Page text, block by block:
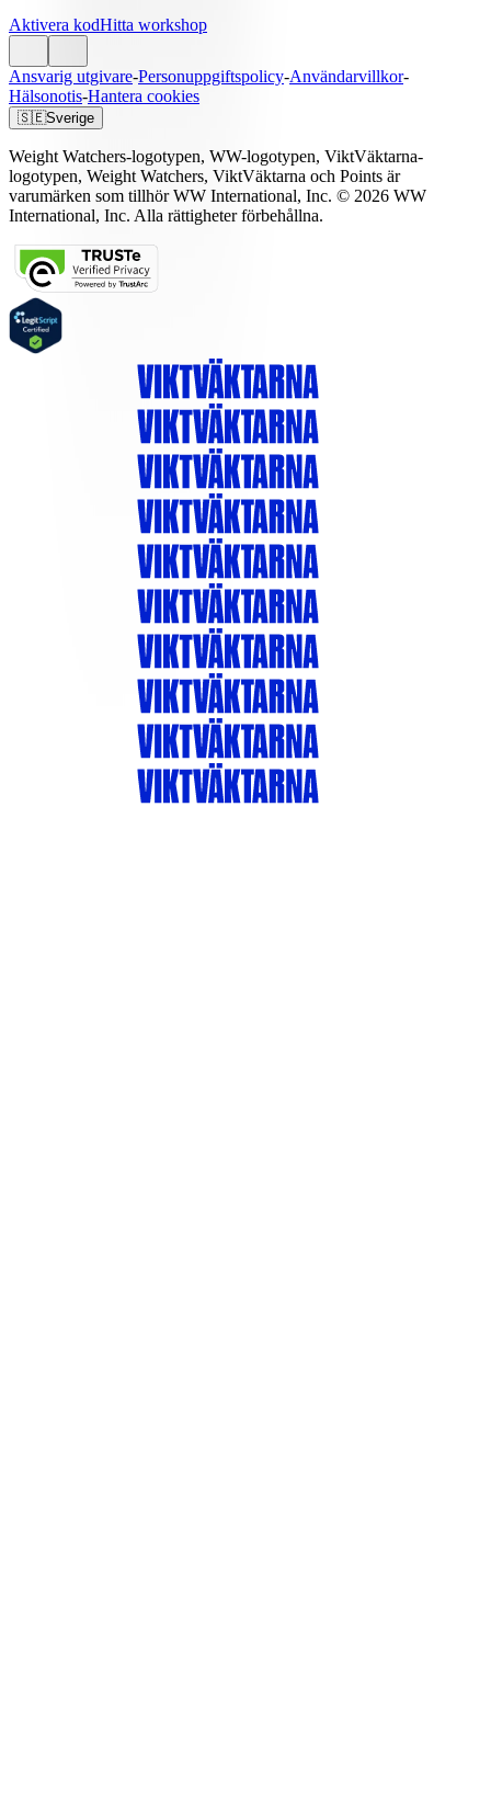
Aktivera kodHitta workshop
Ansvarig utgivare-Personuppgiftspolicy-Användarvillkor-
Hälsonotis-Hantera cookies
🇸🇪Sverige
Weight Watchers-logotypen, WW-logotypen, ViktVäktarna-
logotypen, Weight Watchers, ViktVäktarna och Points är
varumärken som tillhör WW International, Inc. © 2026 WW
International, Inc. Alla rättigheter förbehållna.